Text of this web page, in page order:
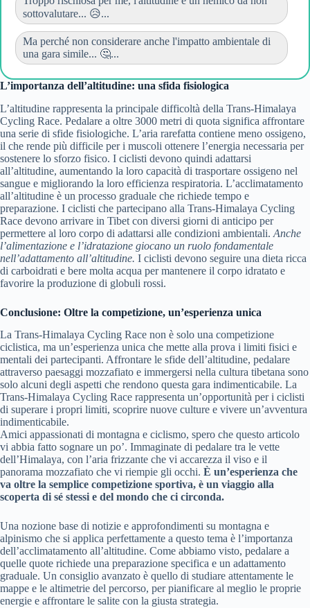
sottovalutare... 😥...
Ma perché non considerare anche l'impatto ambientale di
una gara simile... 🤔...
L’importanza dell’altitudine: una sfida fisiologica
L’altitudine rappresenta la principale difficoltà della Trans-Himalaya
Cycling Race. Pedalare a oltre 3000 metri di quota significa affrontare
una serie di sfide fisiologiche. L’aria rarefatta contiene meno ossigeno,
il che rende più difficile per i muscoli ottenere l’energia necessaria per
sostenere lo sforzo fisico. I ciclisti devono quindi adattarsi
all’altitudine, aumentando la loro capacità di trasportare ossigeno nel
sangue e migliorando la loro efficienza respiratoria. L’acclimatamento
all’altitudine è un processo graduale che richiede tempo e
preparazione. I ciclisti che partecipano alla Trans-Himalaya Cycling
Race devono arrivare in Tibet con diversi giorni di anticipo per
permettere al loro corpo di adattarsi alle condizioni ambientali. Anche
l’alimentazione e l’idratazione giocano un ruolo fondamentale
nell’adattamento all’altitudine. I ciclisti devono seguire una dieta ricca
di carboidrati e bere molta acqua per mantenere il corpo idratato e
favorire la produzione di globuli rossi.
Conclusione: Oltre la competizione, un’esperienza unica
La Trans-Himalaya Cycling Race non è solo una competizione
ciclistica, ma un’esperienza unica che mette alla prova i limiti fisici e
mentali dei partecipanti. Affrontare le sfide dell’altitudine, pedalare
attraverso paesaggi mozzafiato e immergersi nella cultura tibetana sono
solo alcuni degli aspetti che rendono questa gara indimenticabile. La
Trans-Himalaya Cycling Race rappresenta un’opportunità per i ciclisti
di superare i propri limiti, scoprire nuove culture e vivere un’avventura
indimenticabile.
Amici appassionati di montagna e ciclismo, spero che questo articolo
vi abbia fatto sognare un po’. Immaginate di pedalare tra le vette
dell’Himalaya, con l’aria frizzante che vi accarezza il viso e il
panorama mozzafiato che vi riempie gli occhi. È un’esperienza che
va oltre la semplice competizione sportiva, è un viaggio alla
scoperta di sé stessi e del mondo che ci circonda.
Una nozione base di notizie e approfondimenti su montagna e
alpinismo che si applica perfettamente a questo tema è l’importanza
dell’acclimatamento all’altitudine. Come abbiamo visto, pedalare a
quelle quote richiede una preparazione specifica e un adattamento
graduale. Un consiglio avanzato è quello di studiare attentamente le
mappe e le altimetrie del percorso, per pianificare al meglio le proprie
energie e affrontare le salite con la giusta strategia.